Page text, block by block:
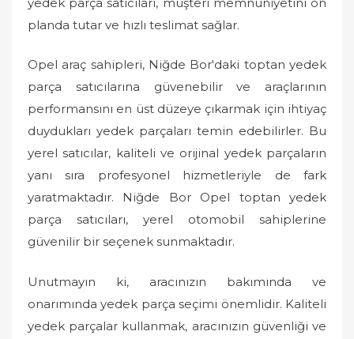
planda tutar ve hızlı teslimat sağlar.
Opel araç sahipleri, Niğde Bor'daki toptan yedek
parça satıcılarına güvenebilir ve araçlarının
performansını en üst düzeye çıkarmak için ihtiyaç
duydukları yedek parçaları temin edebilirler. Bu
yerel satıcılar, kaliteli ve orijinal yedek parçaların
yanı sıra profesyonel hizmetleriyle de fark
yaratmaktadır. Niğde Bor Opel toptan yedek
parça satıcıları, yerel otomobil sahiplerine
güvenilir bir seçenek sunmaktadır.
Unutmayın ki, aracınızın bakımında ve
onarımında yedek parça seçimi önemlidir. Kaliteli
yedek parçalar kullanmak, aracınızın güvenliği ve